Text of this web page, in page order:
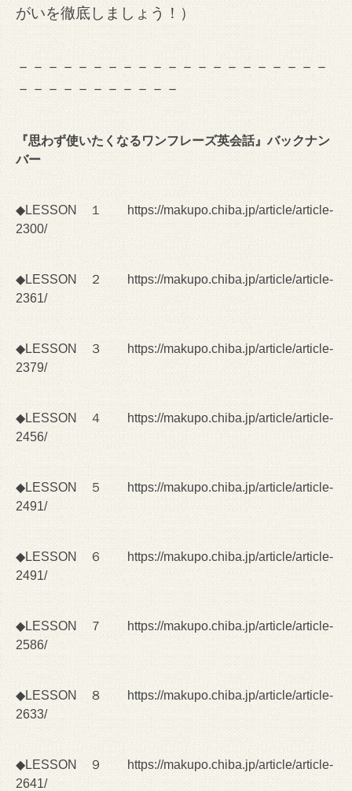
がいを徹底しましょう！）
－－－－－－－－－－－－－－－－－－－－－
－－－－－－－－－－－
『思わず使いたくなるワンフレーズ英会話』バックナン
バー
◆LESSON １
https://makupo.chiba.jp/article/article-
2300/
◆LESSON ２
https://makupo.chiba.jp/article/article-
2361/
◆LESSON ３https://makupo.chiba.jp/article/article-
2379/
◆LESSON ４
https://makupo.chiba.jp/article/article-
2456/
◆LESSON ５
https://makupo.chiba.jp/article/article-
2491/
◆LESSON ６
https://makupo.chiba.jp/article/article-
2491/
◆LESSON ７
https://makupo.chiba.jp/article/article-
2586/
◆LESSON ８ https://makupo.chiba.jp/article/article-
2633/
◆LESSON ９
https://makupo.chiba.jp/article/article-
2641/